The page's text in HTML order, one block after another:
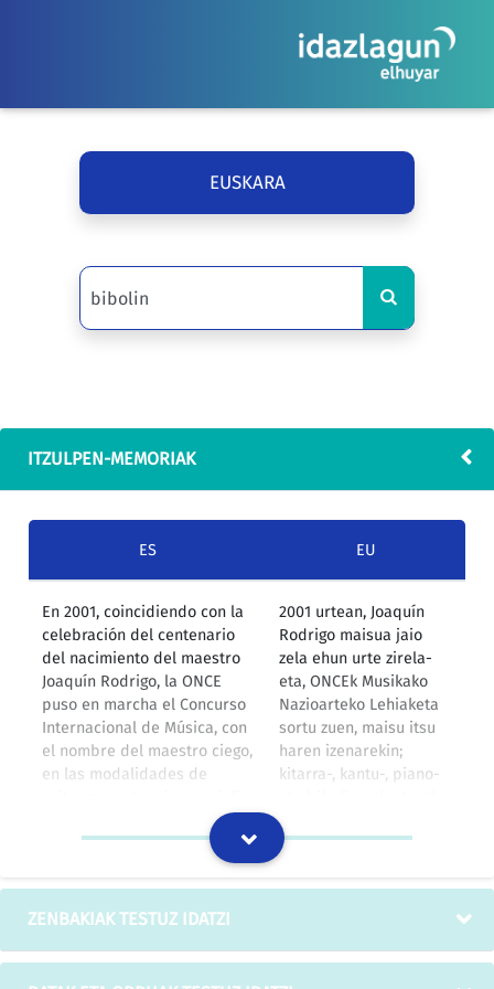
EUSKARA
ITZULPEN-MEMORIAK
ES EU
En 2001, coincidiendo con la
celebración del centenario
del nacimiento del maestro
Joaquín Rodrigo, la ONCE
puso en marcha el Concurso
Internacional de Música, con
el nombre del maestro ciego,
en las modalidades de
2001 urtean, Joaquín
Rodrigo maisua jaio
zela ehun urte zirela-
eta, ONCEk Musikako
Nazioarteko Lehiaketa
sortu zuen, maisu itsu
haren izenarekin;
kitarra-, kantu-, piano-
sari bana ditu.
IZOko itzulpen-memoria
Los maestros del violín nº3
ZENBAKIAK TESTUZ IDATZI